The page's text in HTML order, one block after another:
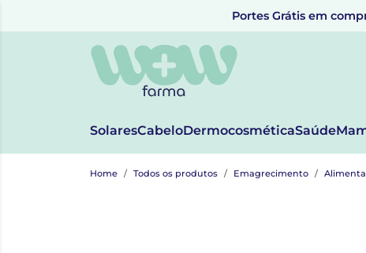
Portes Grátis em
SolaresCabeloDermocosméticaSaúde
Home Todos os produtos Emagrecimento